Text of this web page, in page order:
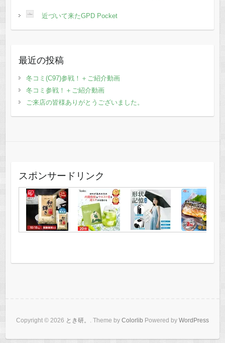
近づいて来たGPD Pocket
最近の投稿
冬コミ(C97)参戦！＋ご紹介動画
冬コミ参戦！＋ご紹介動画
ご来店の皆様ありがとうございました。
スポンサードリンク
Copyright © 2026 とき研。 . Theme by Colorlib Powered by WordPress